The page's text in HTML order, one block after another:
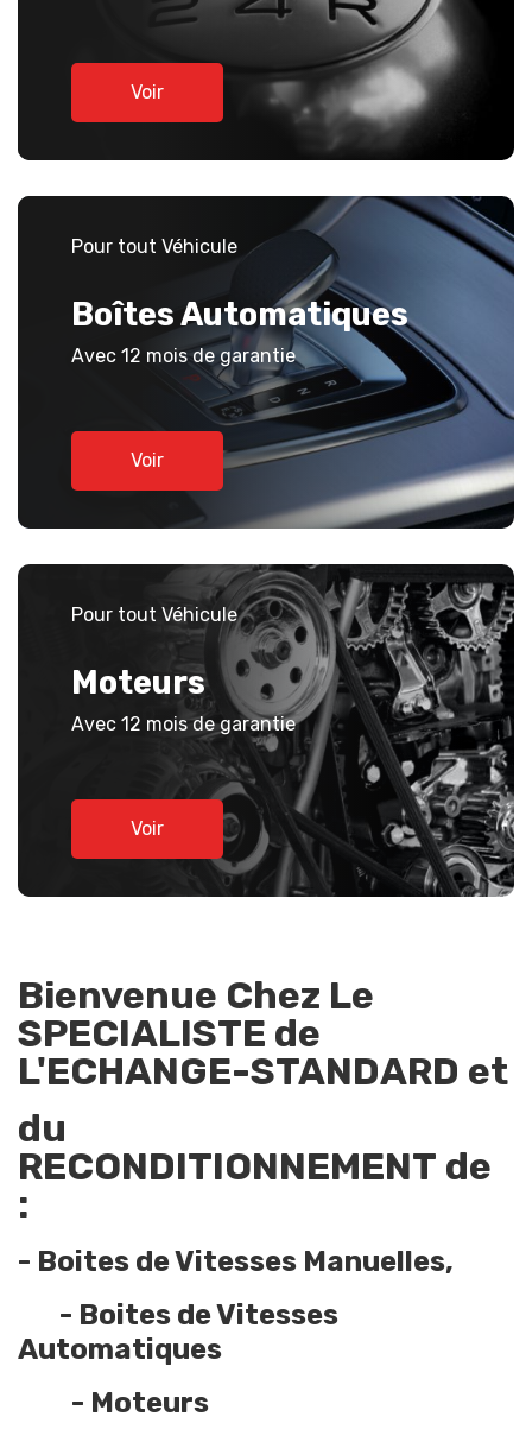
Voir
Pour tout Véhicule
Boîtes Automatiques
Avec 12 mois de garantie
Voir
Pour tout Véhicule
Moteurs
Avec 12 mois de garantie
Voir
Bienvenue Chez Le
SPECIALISTE de
L'ECHANGE-STANDARD et
du
RECONDITIONNEMENT de
:
- Boites de Vitesses Manuelles,
- Boites de Vitesses
Automatiques
- Moteurs